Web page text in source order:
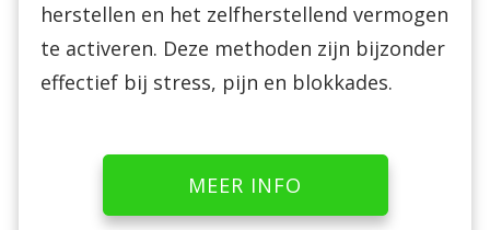
herstellen en het zelfherstellend vermogen
te activeren. Deze methoden zijn bijzonder
effectief bij stress, pijn en blokkades.
MEER INFO